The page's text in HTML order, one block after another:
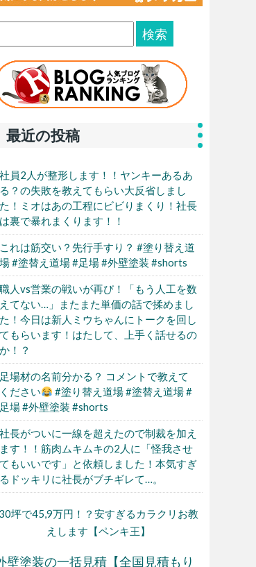
最近の投稿
社員2人が整形します！！ヤンキーあるあ
る？の失敗を教えてもらい大反省しまし
た！ミオはあの工程にビビりまくり！社長
は裏で暴れまくります！！
これは筋交い？先行手すり？ #塗り替え道
場 #塗替え道場 #足場 #外壁塗装 #shorts
職人vs営業の戦いが再び！「もう人工を数
えてない…」またまた単価の話で揉めまし
た！今日は新人ミウちゃんにトークを回し
てもらいます！はたして、上手く話せるの
か！？
足場材の名前分かる？ コメントで教えて
ください
#塗り替え道場 #塗替え道場 #
足場 #外壁塗装 #shorts
社長がついに一線を超えたので制裁を加え
ます！！筋肉ムキムキの2人に「怪我させ
てもいいです」と依頼しました！本気すぎ
るドッキリに社長がブチギレて…。
30坪で45,9万円！？安すぎるカラクリお教
えします【ペンキ王】
壁塗装の一括見積【全国見積もり